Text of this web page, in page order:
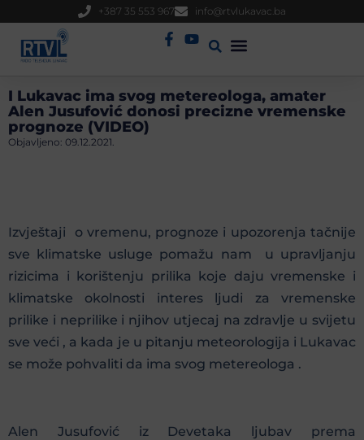
+387 35 553 967 info@rtvlukavac.ba
I Lukavac ima svog metereologa, amater
Alen Jusufović donosi precizne vremenske
prognoze (VIDEO)
Objavljeno: 09.12.2021.
Izvještaji o vremenu, prognoze i upozorenja tačnije
sve klimatske usluge pomažu nam u upravljanju
rizicima i korištenju prilika koje daju vremenske i
klimatske okolnosti interes ljudi za vremenske
prilike i neprilike i njihov utjecaj na zdravlje u svijetu
sve veći , a kada je u pitanju meteorologija i Lukavac
se može pohvaliti da ima svog metereologa .
Alen Jusufović iz Devetaka ljubav prema